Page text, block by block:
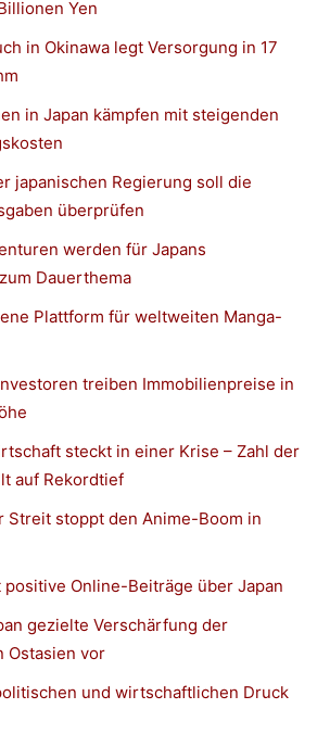
Yen
in Okinawa legt Versorgung in 17
in Japan kämpfen mit steigenden
japanischen Regierung soll die
überprüfen
werden für Japans
Dauerthema
Plattform für weltweiten Manga-
treiben Immobilienpreise in
steckt in einer Krise – Zahl der
auf Rekordtief
Streit stoppt den Anime-Boom in
Online-Beiträge über Japan
gezielte Verschärfung der
Ostasien vor
und wirtschaftlichen Druck